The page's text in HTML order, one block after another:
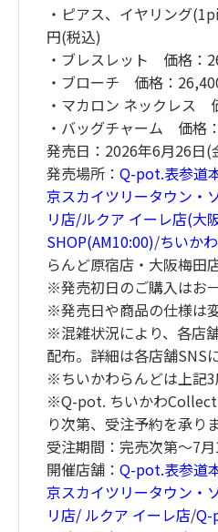
・ピアス、イヤリング
円(税込)
・ブレスレット 価格：
・ブローチ 価格：
・マカロン ネックレス
・バッグチャーム 価格
発売日：2026年6月26日(
発売場所： Q-pot.表参道
京スカイツリータウン・
リ店/ルクア イーレ店(大
SHOP(AM10:00)/ちいか
らんど原宿店・大阪梅田
※発売初日のご購入はお
※発売日や商品の仕様は
※混雑状況により、各店
配布。詳細は各店舗SNS
※ちいかわらんどは上記3
※Q-pot. ちいかわ
り次第、受注予約を承りま
受注期間：完売次第〜7
開催店舗： Q-pot.表参道
京スカイツリータウン・
リ店/ ルクア イーレ店/Q-